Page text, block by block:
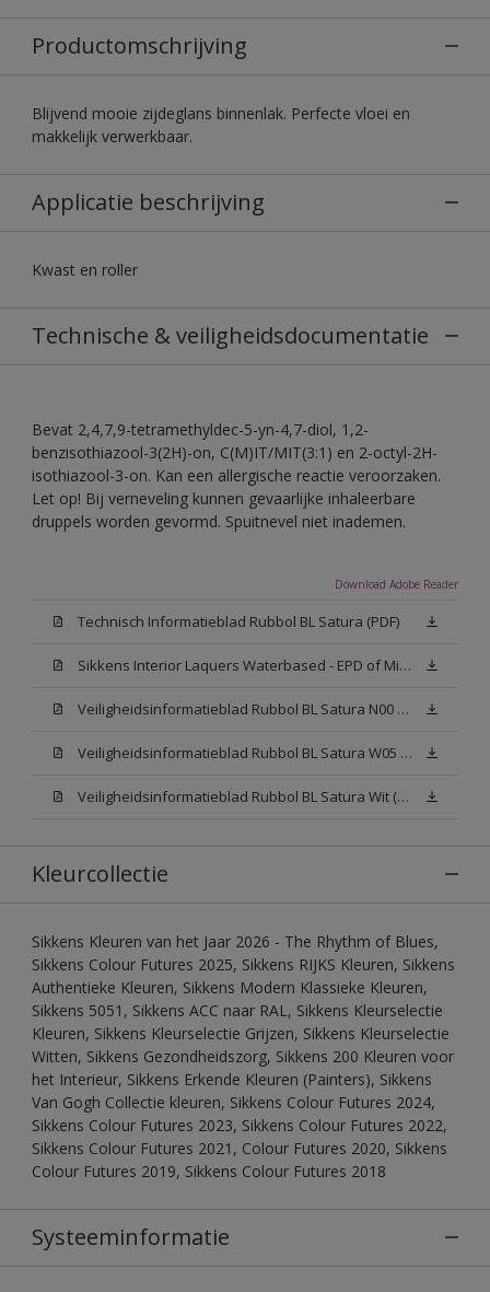
Productomschrijving
Blijvend mooie zijdeglans binnenlak. Perfecte vloei en
makkelijk verwerkbaar.
Applicatie beschrijving
Kwast en roller
Technische & veiligheidsdocumentatie
Bevat 2,4,7,9-tetramethyldec-5-yn-4,7-diol, 1,2-
benzisothiazool-3(2H)-on, C(M)IT/MIT(3:1) en 2-octyl-2H-
isothiazool-3-on. Kan een allergische reactie veroorzaken.
Let op! Bij verneveling kunnen gevaarlijke inhaleerbare
druppels worden gevormd. Spuitnevel niet inademen.
Download Adobe Reader
Technisch Informatieblad Rubbol BL Satura (PDF)
Sikkens Interior Laquers Waterbased - EPD of Milieuproductverklaring
Veiligheidsinformatieblad Rubbol BL Satura N00 (MSDS)
Veiligheidsinformatieblad Rubbol BL Satura W05 (MSDS)
Veiligheidsinformatieblad Rubbol BL Satura Wit (MSDS)
Kleurcollectie
Sikkens Kleuren van het Jaar 2026 - The Rhythm of Blues,
Sikkens Colour Futures 2025, Sikkens RIJKS Kleuren, Sikkens
Authentieke Kleuren, Sikkens Modern Klassieke Kleuren,
Sikkens 5051, Sikkens ACC naar RAL, Sikkens Kleurselectie
Kleuren, Sikkens Kleurselectie Grijzen, Sikkens Kleurselectie
Witten, Sikkens Gezondheidszorg, Sikkens 200 Kleuren voor
het Interieur, Sikkens Erkende Kleuren (Painters), Sikkens
Van Gogh Collectie kleuren, Sikkens Colour Futures 2024,
Sikkens Colour Futures 2023, Sikkens Colour Futures 2022,
Sikkens Colour Futures 2021, Colour Futures 2020, Sikkens
Colour Futures 2019, Sikkens Colour Futures 2018
Systeeminformatie